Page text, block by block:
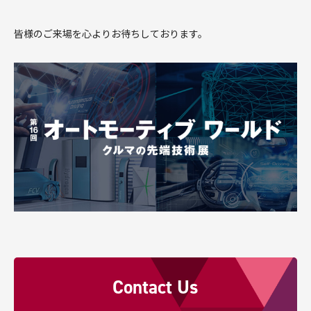
皆様のご来場を心よりお待ちしております。
Contact Us